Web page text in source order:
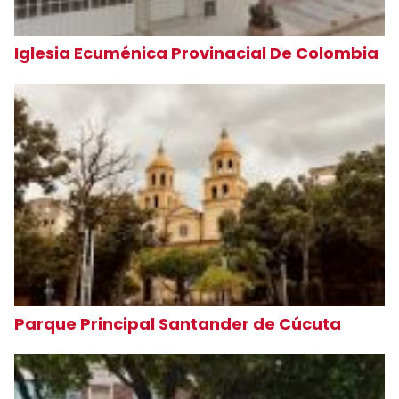
Iglesia Ecuménica Provinacial De Colombia
Parque Principal Santander de Cúcuta